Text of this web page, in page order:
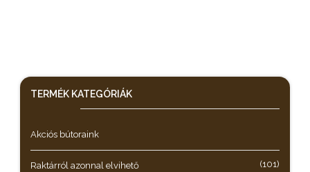
TERMÉK KATEGÓRIÁK
Akciós bútoraink
Raktárról azonnal elvihető (101)